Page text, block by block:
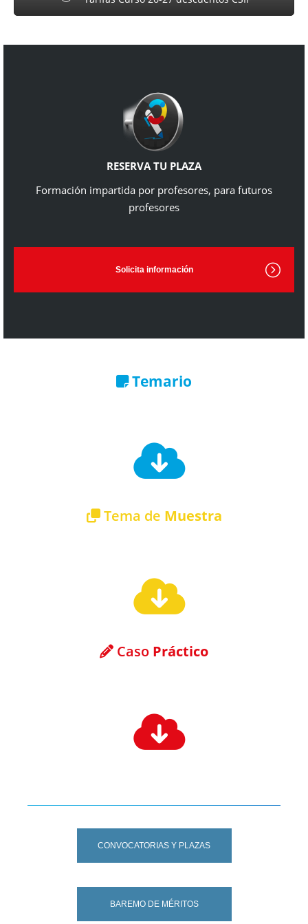
RESERVA TU PLAZA
Formación impartida por profesores, para futuros
profesores
Solicita información
Temario
Tema de Muestra
Caso Práctico
CONVOCATORIAS Y PLAZAS
BAREMO DE MÉRITOS